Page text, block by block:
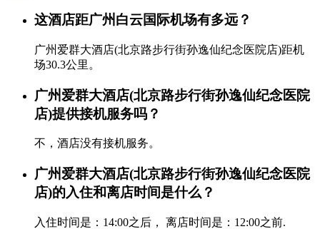
这酒店距广州白云国际机场有多远？
广州爱群大酒店(北京路步行街孙逸仙纪念医院店)距机
场30.3公里。
广州爱群大酒店(北京路步行街孙逸仙纪念医院
店)提供接机服务吗？
不，酒店没有接机服务。
广州爱群大酒店(北京路步行街孙逸仙纪念医院
店)的入住和离店时间是什么？
入住时间是：14:00之后， 离店时间是：12:00之前.